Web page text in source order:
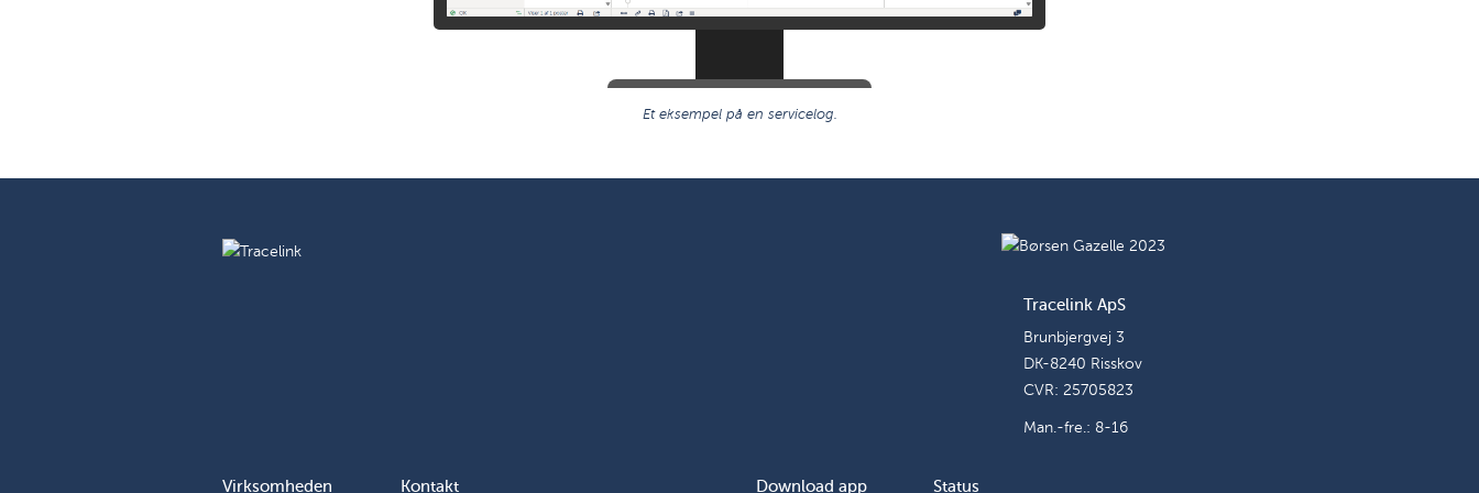
Et eksempel på en servicelog.
Tracelink ApS
Brunbjergvej 3
DK-8240 Risskov
CVR: 25705823
Man.-fre.: 8-16
Virksomheden Kontakt Download app Status